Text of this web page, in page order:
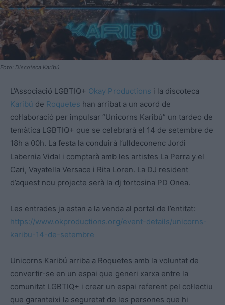
Foto: Discoteca Karibú
L’Associació LGBTIQ+ Okay Productions i la discoteca
Karibú de Roquetes han arribat a un acord de
col·laboració per impulsar “Unicorns Karibú” un tardeo de
temàtica LGBTIQ+ que se celebrarà el 14 de setembre de
18h a 00h. La festa la conduirà l’ulldeconenc Jordi
Labernia Vidal i comptarà amb les artistes La Perra y el
Cari, Vayatella Versace i Rita Loren. La DJ resident
d’aquest nou projecte serà la dj tortosina PD Onea.
Les entrades ja estan a la venda al portal de l’entitat:
https://www.okproductions.org/event-details/unicorns-
karibu-14-de-setembre
Unicorns Karibú arriba a Roquetes amb la voluntat de
convertir-se en un espai que generi xarxa entre la
comunitat LGBTIQ+ i crear un espai referent pel col·lectiu
que garanteixi la seguretat de les persones que hi